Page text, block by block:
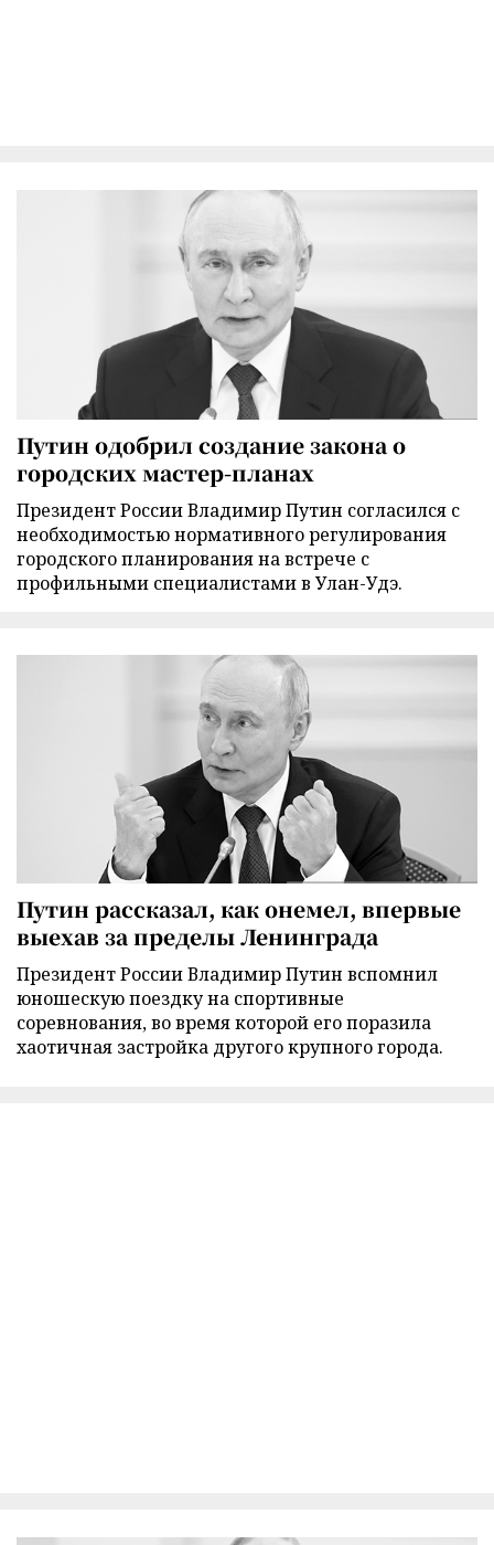
Путин одобрил создание закона о
городских мастер-планах
Президент России Владимир Путин согласился с
необходимостью нормативного регулирования
городского планирования на встрече с
профильными специалистами в Улан-Удэ.
Путин рассказал, как онемел, впервые
выехав за пределы Ленинграда
Президент России Владимир Путин вспомнил
юношескую поездку на спортивные
соревнования, во время которой его поразила
хаотичная застройка другого крупного города.